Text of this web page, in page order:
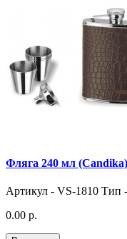
Фляга 240 мл
Артикул - VS-1810 Тип
0.00 р.